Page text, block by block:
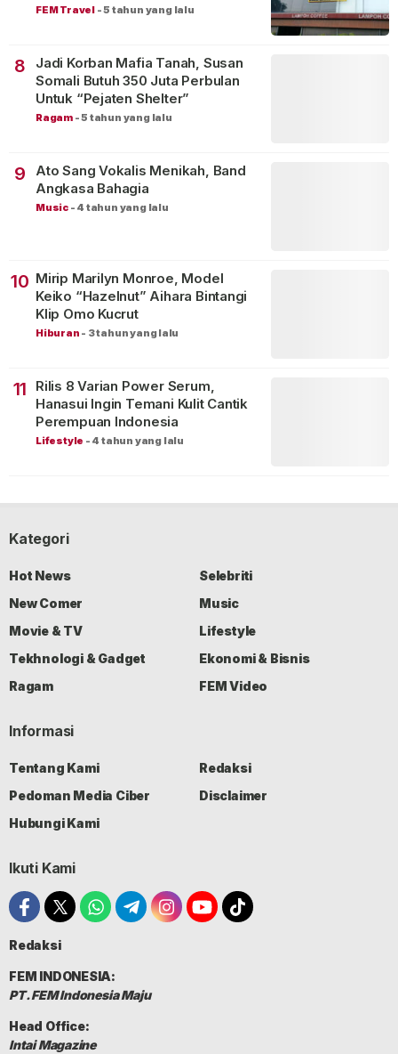
FEM Travel -5 tahun yang lalu
8
Jadi Korban Mafia Tanah, Susan
Somali Butuh 350 Juta Perbulan
Untuk “Pejaten Shelter”
Ragam -5 tahun yang lalu
9
Ato Sang Vokalis Menikah, Band
Angkasa Bahagia
Music - 4 tahun yang lalu
10 Mirip Marilyn Monroe, Model
Keiko “Hazelnut” Aihara Bintangi
Klip Omo Kucrut
Hiburan - 3 tahun yang lalu
11
Rilis 8 Varian Power Serum,
Hanasui Ingin Temani Kulit Cantik
Perempuan Indonesia
Lifestyle - 4 tahun yang lalu
Kategori
Hot News
Selebriti
New Comer
Music
Movie & TV
Lifestyle
Tekhnologi & Gadget
Ekonomi & Bisnis
Ragam
FEM Video
Informasi
Tentang Kami
Redaksi
Pedoman Media Ciber
Disclaimer
Hubungi Kami
Ikuti Kami
Redaksi
FEM INDONESIA:
PT. FEM Indonesia Maju
Head Office:
Intai Magazine